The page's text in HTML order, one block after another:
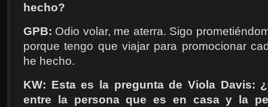
hecho?
GPB: Odio volar, me aterra. Sigo
porque tengo que viajar para promocionar
he hecho.
KW: Esta es la pregunta de Viola Davis:
entre la persona que es en casa y la